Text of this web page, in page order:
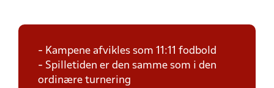
- Kampene afvikles som 11:11 fodbold
- Spilletiden er den samme som i den
ordinære turnering